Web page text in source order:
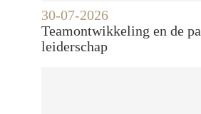
30-07-2026
Teamontwikkeling en de
leiderschap